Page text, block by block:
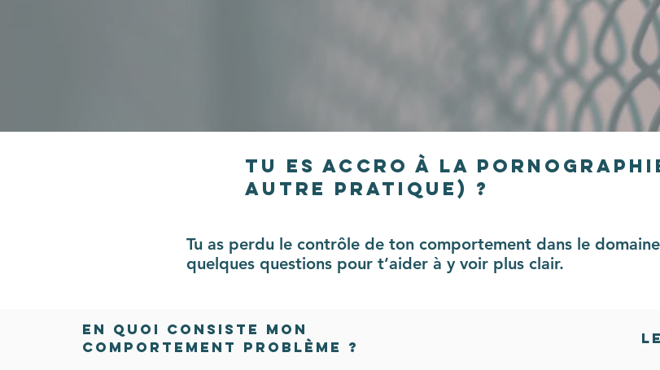
Tu es accro à la
autre pratique) ?
Tu as perdu le contrôle de ton comportement dans le
quelques questions pour t’aider à y voir plus clair.
En quoi consiste mon
comportement problème ?